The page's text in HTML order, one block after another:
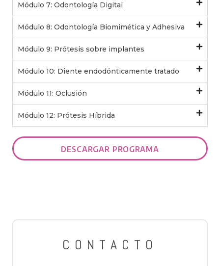
Módulo 7: Odontología Digital
Módulo 8: Odontología Biomimética y Adhesiva
Módulo 9: Prótesis sobre implantes
Módulo 10: Diente endodónticamente tratado
Módulo 11: Oclusión
Módulo 12: Prótesis Híbrida
DESCARGAR PROGRAMA
CONTACTO